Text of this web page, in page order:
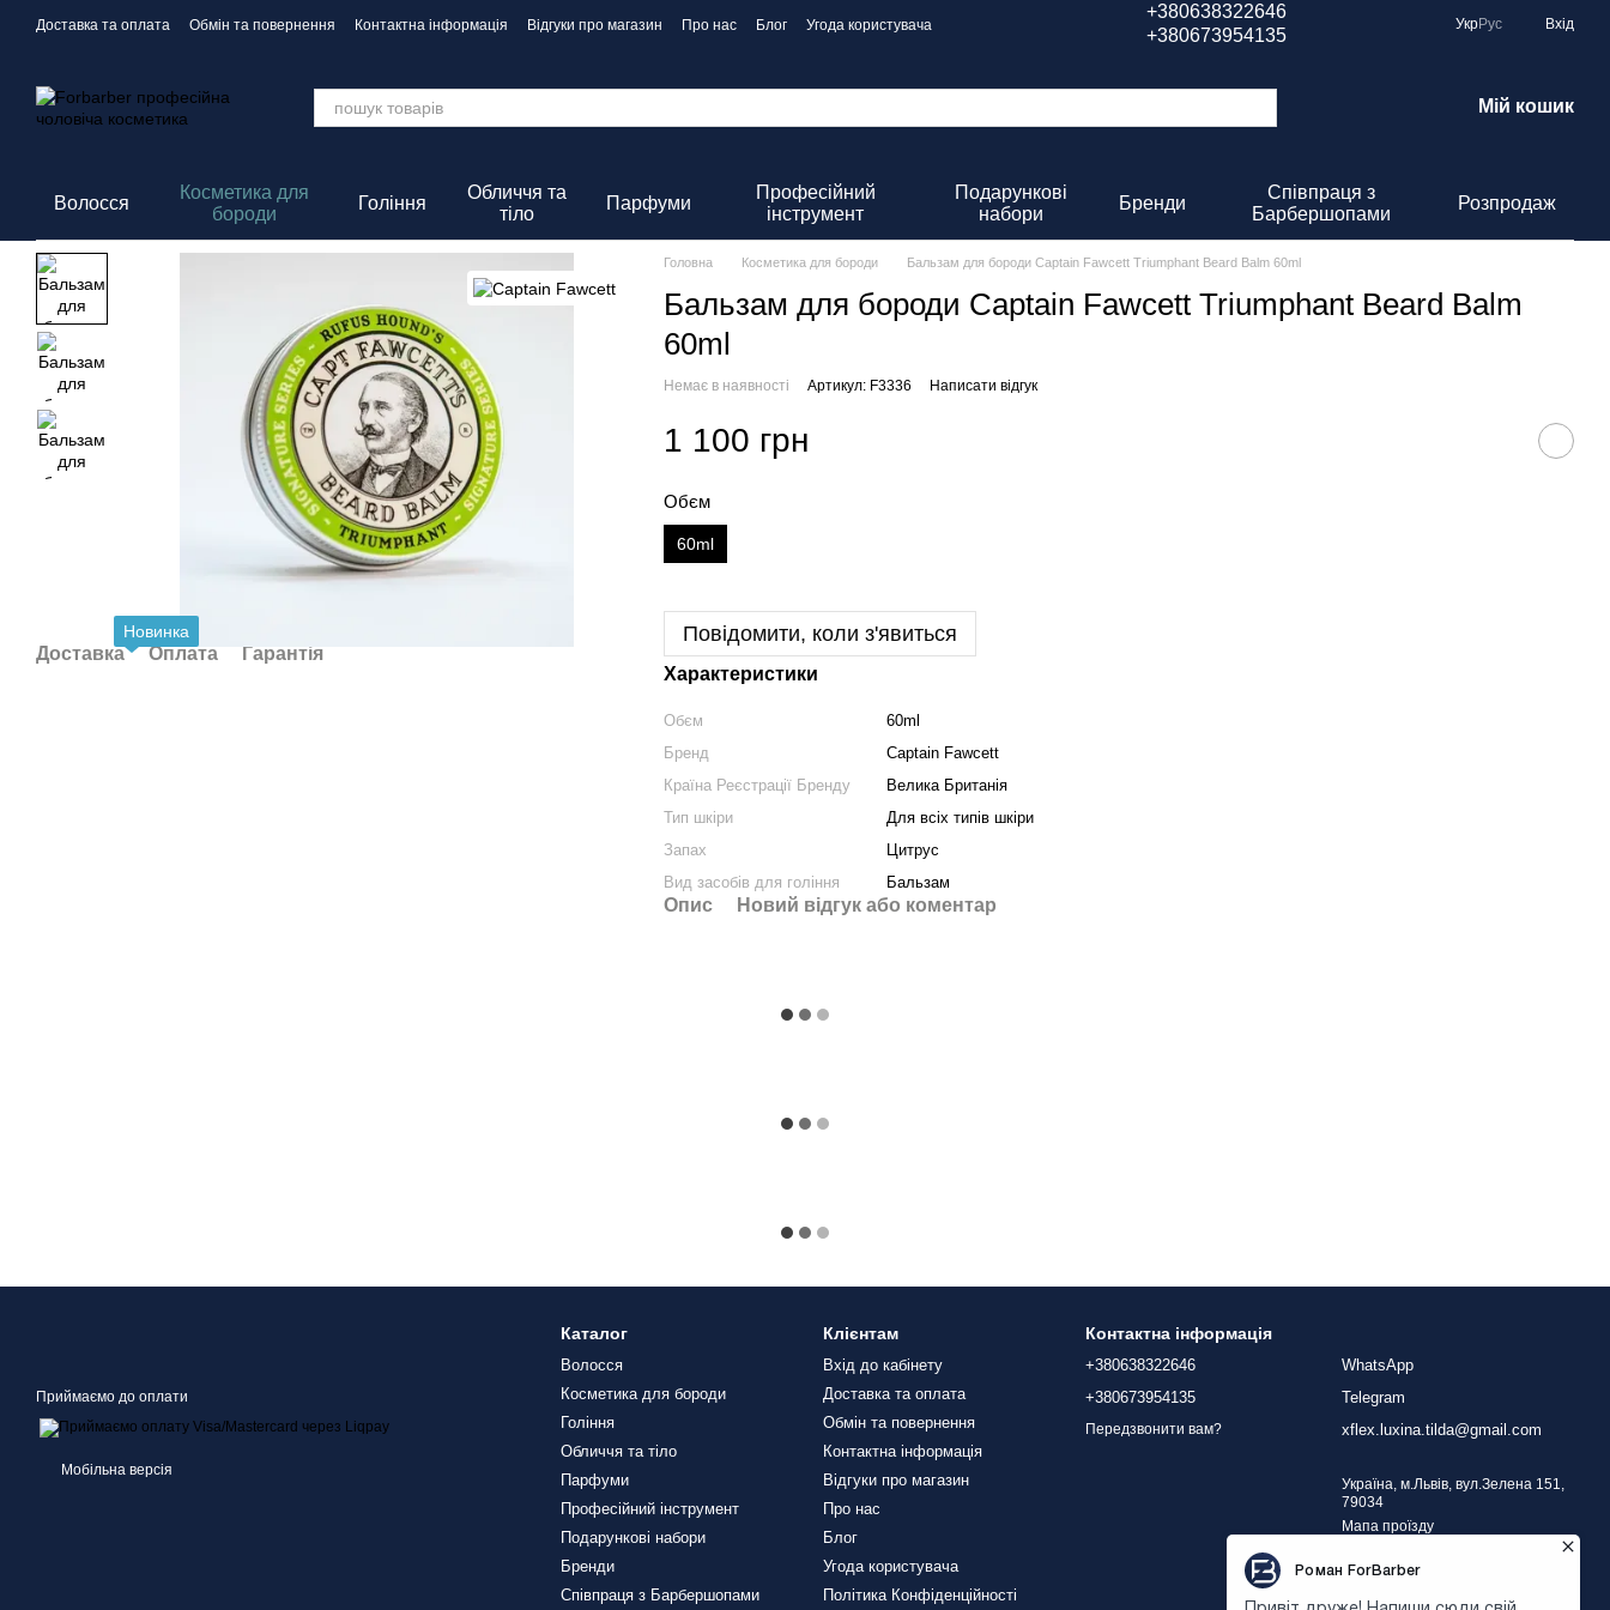
Перейти до основного контенту
Доставка та оплата Обмін та повернення Контактна інформація Відгуки про магазин Про нас Блог
Угода користувача
+380638322646
+380673954135
УкрРус Вхід
Мій кошик
Волосся
Косметика для
бороди
Гоління
Обличчя та
тіло
Парфуми
Професійний
інструмент
Подарункові
набори
Бренди
Співпраця з
Барбершопами
Розпродаж
Новинка
Доставка Оплата Гарантія
Головна Косметика для бороди Бальзам для бороди Captain Fawcett Triumphant Beard Balm 60ml
Бальзам для бороди Captain Fawcett Triumphant Beard Balm
60ml
Немає в наявності Артикул: F3336 Написати відгук
1 100 грн
Обєм
60ml
Повідомити, коли з'явиться
Характеристики
Обєм
60ml
Бренд
Captain Fawcett
Країна Реєстрації Бренду
Велика Британія
Тип шкіри
Для всіх типів шкіри
Запах
Цитрус
Вид засобів для гоління
Бальзам
Опис Новий відгук або коментар
Приймаємо до оплати
Мобільна версія
Каталог
Волосся
Косметика для бороди
Гоління
Обличчя та тіло
Парфуми
Професійний інструмент
Подарункові набори
Бренди
Співпраця з Барбершопами
Клієнтам
Вхід до кабінету
Доставка та оплата
Обмін та повернення
Контактна інформація
Відгуки про магазин
Про нас
Блог
Угода користувача
Політика Конфіденційності
Контактна інформація
+380638322646
+380673954135
Передзвонити вам?
WhatsApp
Telegram
xflex.luxina.tilda@gmail.com
Україна, м.Львів, вул.Зелена 151,
79034
Мапа проїзду